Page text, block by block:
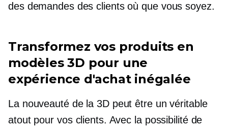
des demandes des clients où que vous soyez.
Transformez vos produits en
modèles 3D pour une
expérience d'achat inégalée
La nouveauté de la 3D peut être un véritable
atout pour vos clients. Avec la possibilité de